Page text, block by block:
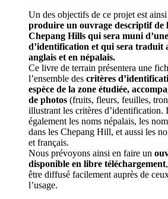
Un des objectifs de ce projet est ainsi
produire un ouvrage descriptif de
Chepang Hills qui sera muni
d’identification et qui sera traduit
anglais et en népalais.
Ce livre de terrain présentera une
l’ensemble des critères
espèce de la zone étudiée,
de photos (fruits, fleurs, feuilles,
illustrant les critères d’identification.
également les noms népalais, les
dans les Chepang Hill, et aussi les
et français.
Nous prévoyons ainsi en faire un
disponible en libre téléchargement
être diffusé facilement auprès de
l’usage.